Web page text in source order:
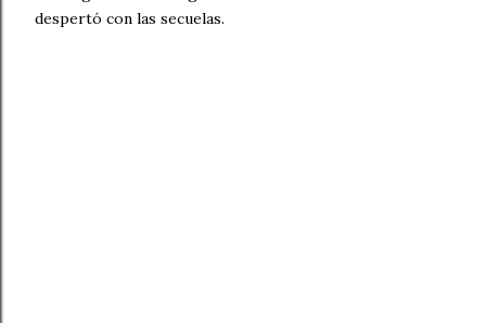
despertó con las secuelas.